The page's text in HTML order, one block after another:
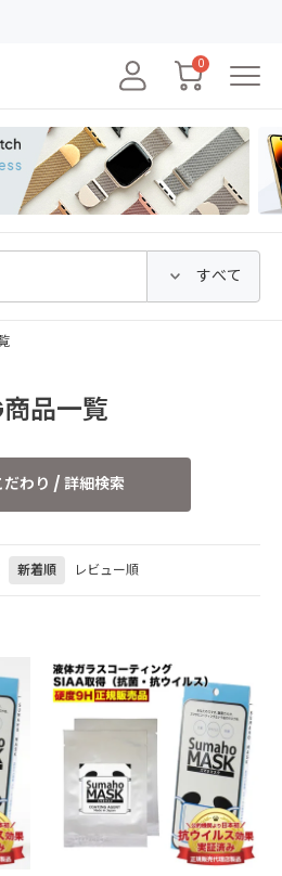
0
品一覧
だわり / 詳細検索
新着順 レビュー順